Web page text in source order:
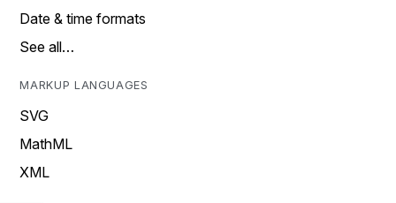
Date & time formats
See all…
MARKUP LANGUAGES
SVG
MathML
XML